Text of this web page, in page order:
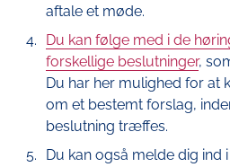
aftale et møde.
Du kan følge med i de
forskellige beslutninger,
Du har her mulighed for at
om et bestemt forslag,
beslutning træffes.
Du kan også melde dig ind